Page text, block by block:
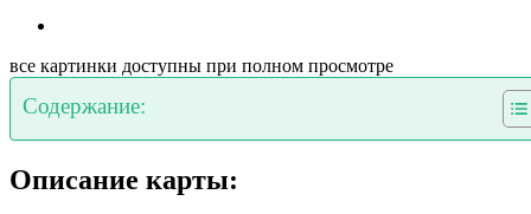
все картинки доступны при полном просмотре
Содержание:
Описание карты: